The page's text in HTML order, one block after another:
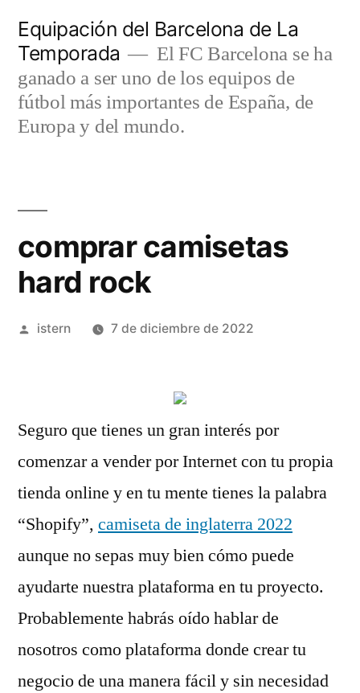
contenido
Equipación del Barcelona de La
Temporada
El FC Barcelona se ha
ganado a ser uno de los equipos de
fútbol más importantes de España, de
Europa y del mundo.
comprar camisetas
hard rock
Publicado
istern 7 de diciembre de 2022
Seguro que tienes un gran interés por
comenzar a vender por Internet con tu propia
tienda online y en tu mente tienes la palabra
“Shopify”, camiseta de inglaterra 2022
aunque no sepas muy bien cómo puede
ayudarte nuestra plataforma en tu proyecto.
Probablemente habrás oído hablar de
nosotros como plataforma donde crear tu
negocio de una manera fácil y sin necesidad